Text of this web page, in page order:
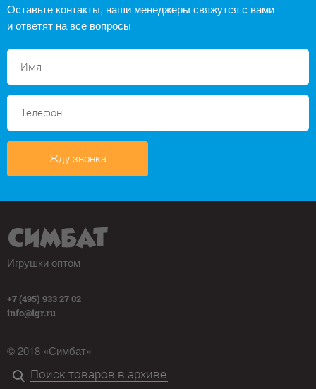
Оставьте контакты, наши менеджеры свяжутся с вами
и ответят на все вопросы
Жду звонка
Игрушки оптом
+7 (495) 933 27 02
info@igr.ru
© 2018 «Симбат»